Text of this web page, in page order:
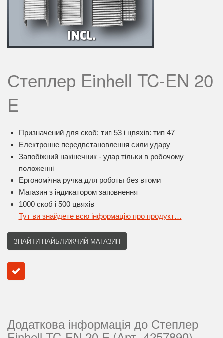
Степлер Einhell TC-EN 20
E
Призначений для скоб: тип 53 і цвяхів: тип 47
Електронне передвстановлення сили удару
Запобіжний накінечник - удар тільки в робочому
положенні
Ергономічна ручка для роботы без втоми
Магазин з індикатором заповнення
1000 скоб і 500 цвяхів
Тут ви знайдете всю інформацію про продукт…
ЗНАЙТИ НАЙБЛИЖЧИЙ МАГАЗИН
Додаткова інформація до Степлер